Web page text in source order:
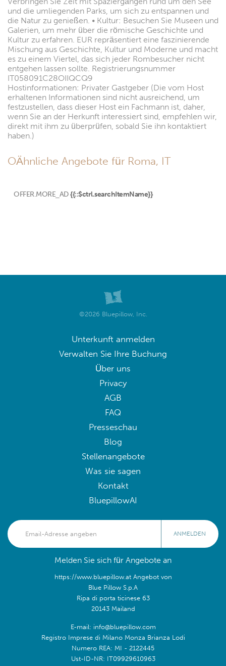
und die umliegenden Parks, um sich zu entspannen und
die Natur zu genießen. • Kultur: Besuchen Sie Museen und
Galerien, um mehr über die römische Geschichte und
Kultur zu erfahren. EUR repräsentiert eine faszinierende
Mischung aus Geschichte, Kultur und Moderne und macht
es zu einem Viertel, das sich jeder Rombesucher nicht
entgehen lassen sollte. Registrierungsnummer
IT058091C28OIIQCQ9
Hostinformationen: Privater Gastgeber (Die vom Host
erhaltenen Informationen sind nicht ausreichend, um
festzustellen, dass dieser Host ein Fachmann ist, daher,
wenn Sie an der Herkunft interessiert sind, empfehlen wir,
direkt mit ihm zu überprüfen, sobald Sie ihn kontaktiert
haben.)
OÄhnliche Angebote für Roma, IT
OFFER.MORE_AD {{::$ctrl.searchItemName}}
©2026 Bluepillow, Inc.
Unterkunft anmelden
Verwalten Sie Ihre Buchung
Über uns
Privacy
AGB
FAQ
Presseschau
Blog
Stellenangebote
Was sie sagen
Kontakt
BluepillowAI
ANMELDEN
Melden Sie sich für Angebote an
https://www.bluepillow.at Angebot von
Blue Pillow S.p.A
Ripa di porta ticinese 63
20143 Mailand
E-mail: info@bluepillow.com
Registro Imprese di Milano Monza Brianza Lodi
Numero REA: MI - 2122445
Ust-ID-NR: IT09929610963